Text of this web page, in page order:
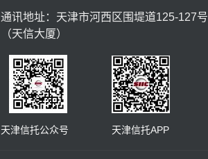
通讯地址：天津市河西区围堤道125-127号
（天信大厦）
天津信托公众号 天津信托APP